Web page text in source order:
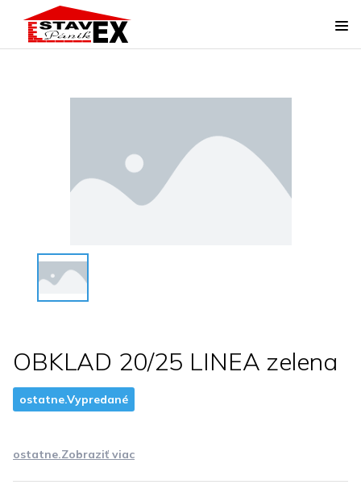
OBKLAD 20/25 LINEA zelena
ostatne.Vypredané
ostatne.Zobraziť viac